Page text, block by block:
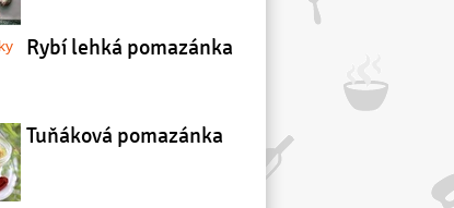
Rybí lehká pomazánka
Tuňáková pomazánka